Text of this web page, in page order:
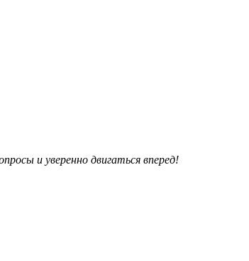
и уверенно двигаться вперед!